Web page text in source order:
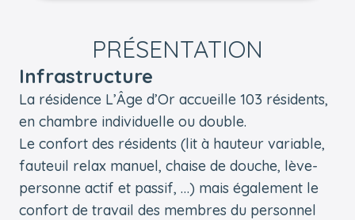
PRÉSENTATION
Infrastructure
La résidence L’Âge d’Or accueille 103 résidents,
en chambre individuelle ou double.
Le confort des résidents (lit à hauteur variable,
fauteuil relax manuel, chaise de douche, lève-
personne actif et passif, …) mais également le
confort de travail des membres du personnel